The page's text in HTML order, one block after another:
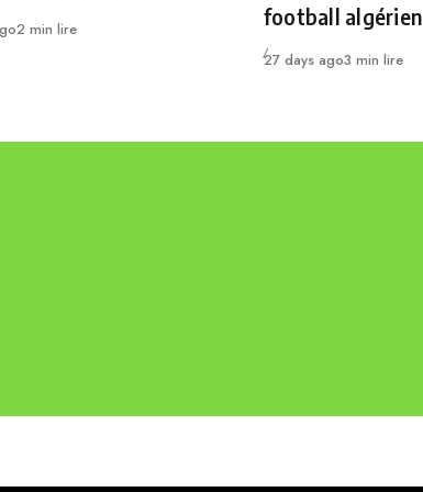
2 min lire
football algérien
Publié
27 days ago3 min lire